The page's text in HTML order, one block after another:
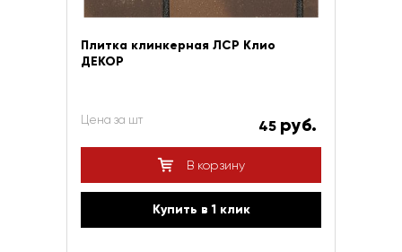
Плитка клинкерная ЛСР Клио
ДЕКОР
Цена за шт 45 руб.
В корзину
Купить в 1 клик